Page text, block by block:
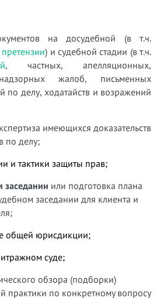
на досудебной (в т.ч.
) и судебной стадии (в т.ч.
, частных, апелляционных,
жалоб, письменных
по делу, ходатайств и возражений
имеющихся доказательств
по делу;
и тактики защиты прав;
заседании или подготовка плана
заседании для клиента и
общей юрисдикции;
суде;
обзора (подборки)
практики по конкретному вопросу